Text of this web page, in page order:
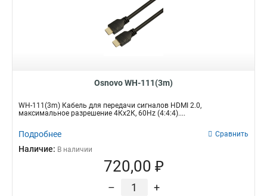
Osnovo WH-111(3m)
WH-111(3m) Кабель для передачи сигналов HDMI 2.0,
максимальное разрешение 4Кх2К, 60Hz (4:4:4)....
Подробнее Сравнить
Наличие: В наличии
720,00 ₽
– +